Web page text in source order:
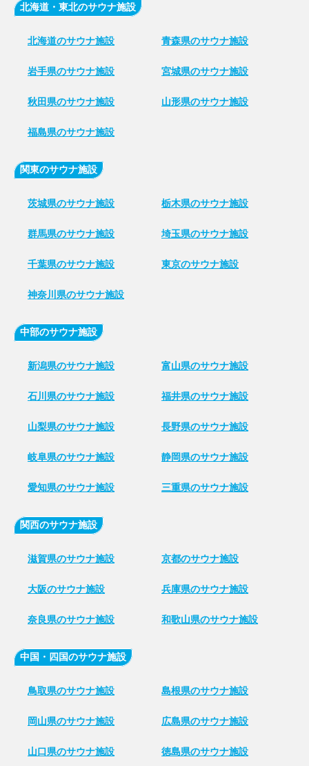
北海道・東北のサウナ施設
北海道のサウナ施設 青森県のサウナ施設
岩手県のサウナ施設 宮城県のサウナ施設
秋田県のサウナ施設 山形県のサウナ施設
福島県のサウナ施設
関東のサウナ施設
茨城県のサウナ施設 栃木県のサウナ施設
群馬県のサウナ施設 埼玉県のサウナ施設
千葉県のサウナ施設 東京のサウナ施設
神奈川県のサウナ施設
中部のサウナ施設
新潟県のサウナ施設 富山県のサウナ施設
石川県のサウナ施設 福井県のサウナ施設
山梨県のサウナ施設 長野県のサウナ施設
岐阜県のサウナ施設 静岡県のサウナ施設
愛知県のサウナ施設 三重県のサウナ施設
関西のサウナ施設
滋賀県のサウナ施設 京都のサウナ施設
大阪のサウナ施設 兵庫県のサウナ施設
奈良県のサウナ施設 和歌山県のサウナ施設
中国・四国のサウナ施設
鳥取県のサウナ施設 島根県のサウナ施設
岡山県のサウナ施設 広島県のサウナ施設
山口県のサウナ施設 徳島県のサウナ施設